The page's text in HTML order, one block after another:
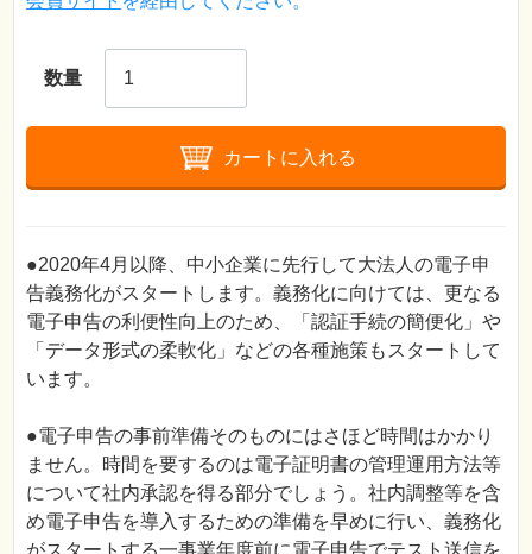
数量
カートに入れる
●2020年4月以降、中小企業に先行して大法人の電子申
告義務化がスタートします。義務化に向けては、更なる
電子申告の利便性向上のため、「認証手続の簡便化」や
「データ形式の柔軟化」などの各種施策もスタートして
います。
●電子申告の事前準備そのものにはさほど時間はかかり
ません。時間を要するのは電子証明書の管理運用方法等
について社内承認を得る部分でしょう。社内調整等を含
め電子申告を導入するための準備を早めに行い、義務化
がスタートする一事業年度前に電子申告でテスト送信を